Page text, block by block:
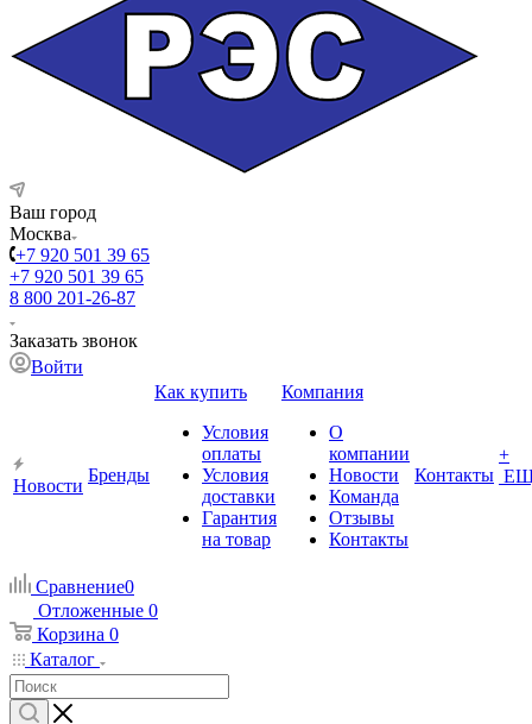
Ваш город
Москва
+7 920 501 39 65
+7 920 501 39 65
8 800 201-26-87
Заказать звонок
Войти
Новости
Бренды
Как купить
Условия
оплаты
Условия
доставки
Гарантия
на товар
Компания
О
компании
Новости
Команда
Отзывы
Контакты
Контакты
+
Сравнение0
Отложенные 0
Корзина 0
Каталог